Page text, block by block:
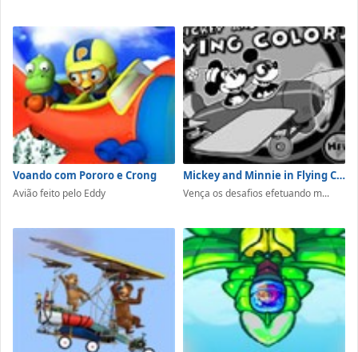
Voando com Pororo e Crong
Avião feito pelo Eddy
Mickey and Minnie in Flying Colors
Vença os desafios efetuando m...